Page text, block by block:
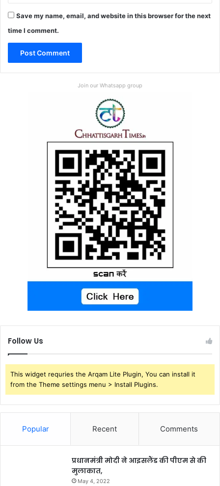
Save my name, email, and website in this browser for the next
time I comment.
Join our Whatsapp group
Follow Us
This widget requries the Arqam Lite Plugin, You can install it
from the Theme settings menu > Install Plugins.
Popular Recent Comments
प्रधानमंत्री मोदी ने आइसलैंड की पीएम से की
मुलाकात,
May 4, 2022